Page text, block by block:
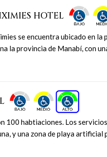
HOTEL
se encuentra ubicado en
la provincia de Manabí, con
100 habtiaciones. Los
y una zona de playa artificial